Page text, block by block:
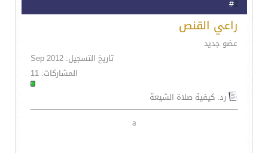
2
راعي القنص
عضو جديد
تاريخ التسجيل: Sep 2012
المشاركات: 11
رد: كيفية صلاة الشيعة
a